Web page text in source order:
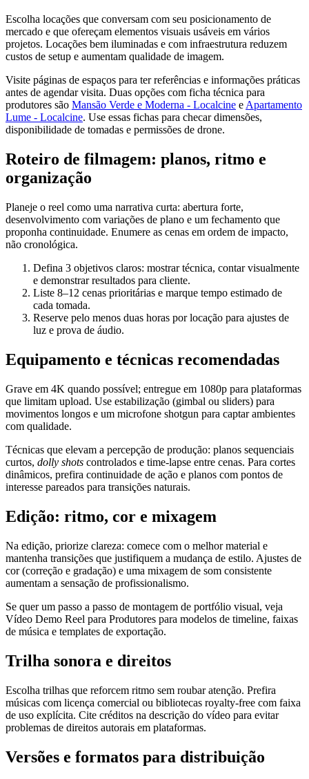
Escolha locações que conversam com seu posicionamento de
mercado e que ofereçam elementos visuais usáveis em vários
projetos. Locações bem iluminadas e com infraestrutura reduzem
custos de setup e aumentam qualidade de imagem.
Visite páginas de espaços para ter referências e informações práticas
antes de agendar visita. Duas opções com ficha técnica para
produtores são Mansão Verde e Moderna - Localcine eApartamento
Lume - Localcine. Use essas fichas para checar dimensões,
disponibilidade de tomadas e permissões de drone.
Roteiro de filmagem: planos, ritmo e
organização
Planeje o reel como uma narrativa curta: abertura forte,
desenvolvimento com variações de plano e um fechamento que
proponha continuidade. Enumere as cenas em ordem de impacto,
não cronológica.
Defina 3 objetivos claros: mostrar técnica, contar visualmente
e demonstrar resultados para cliente.
Liste 8–12 cenas prioritárias e marque tempo estimado de
cada tomada.
Reserve pelo menos duas horas por locação para ajustes de
luz e prova de áudio.
Equipamento e técnicas recomendadas
Grave em 4K quando possível; entregue em 1080p para plataformas
que limitam upload. Use estabilização (gimbal ou sliders) para
movimentos longos e um microfone shotgun para captar ambientes
com qualidade.
Técnicas que elevam a percepção de produção: planos sequenciais
curtos, dolly shots controlados e time-lapse entre cenas. Para cortes
dinâmicos, prefira continuidade de ação e planos com pontos de
interesse pareados para transições naturais.
Edição: ritmo, cor e mixagem
Na edição, priorize clareza: comece com o melhor material e
mantenha transições que justifiquem a mudança de estilo. Ajustes de
cor (correção e gradação) e uma mixagem de som consistente
aumentam a sensação de profissionalismo.
Se quer um passo a passo de montagem de portfólio visual, veja
Vídeo Demo Reel para Produtores para modelos de timeline, faixas
de música e templates de exportação.
Trilha sonora e direitos
Escolha trilhas que reforcem ritmo sem roubar atenção. Prefira
músicas com licença comercial ou bibliotecas royalty-free com faixa
de uso explícita. Cite créditos na descrição do vídeo para evitar
problemas de direitos autorais em plataformas.
Versões e formatos para distribuição